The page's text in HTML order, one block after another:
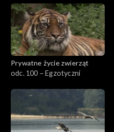
Prywatne życie zwierząt
odc. 100 – Egzotyczni